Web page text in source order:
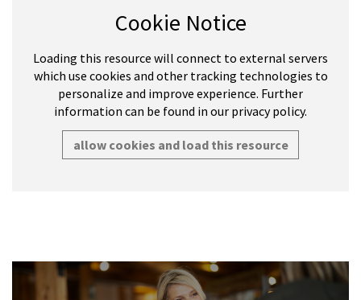
Cookie Notice
Loading this resource will connect to external servers
which use cookies and other tracking technologies to
personalize and improve experience. Further
information can be found in our privacy policy.
allow cookies and load this resource